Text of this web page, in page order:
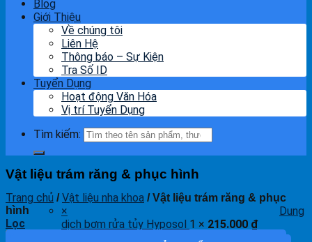
×
Dung
dịch bơm rửa tủy Hyposol 1 × 215.000 ₫
Blog
Giới Thiệu
Về chúng tôi
Liên Hệ
Thông báo – Sự Kiện
Tra Số ID
Tuyển Dụng
Hoạt động Văn Hóa
Vị trí Tuyển Dụng
Tìm kiếm:
Vật liệu trám răng & phục hình
Trang chủ / Vật liệu nha khoa /Vật liệu trám răng & phục
hình
Lọc